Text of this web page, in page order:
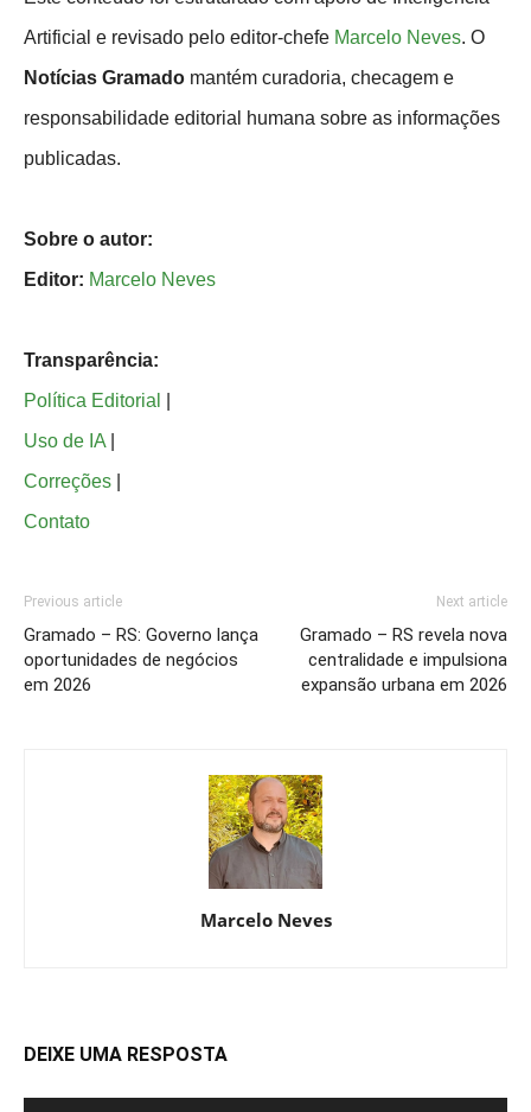
Artificial e revisado pelo editor-chefe Marcelo Neves. O
Notícias Gramado mantém curadoria, checagem e
responsabilidade editorial humana sobre as informações
publicadas.
Sobre o autor:
Editor: Marcelo Neves
Transparência:
Política Editorial
Uso de IA
Correções
Contato
Previous article
Gramado – RS: Governo lança
oportunidades de negócios
em 2026
Next article
Gramado – RS revela nova
centralidade e impulsiona
expansão urbana em 2026
Marcelo Neves
DEIXE UMA RESPOSTA